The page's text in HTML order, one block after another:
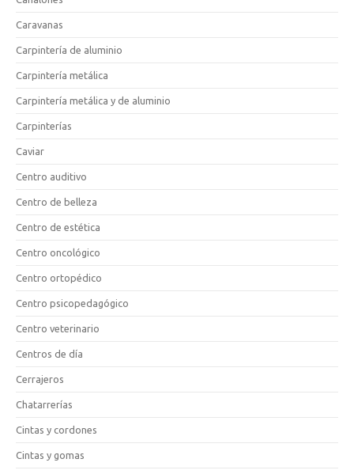
Caravanas
Carpintería de aluminio
Carpintería metálica
Carpintería metálica y de aluminio
Carpinterías
Caviar
Centro auditivo
Centro de belleza
Centro de estética
Centro oncológico
Centro ortopédico
Centro psicopedagógico
Centro veterinario
Centros de día
Cerrajeros
Chatarrerías
Cintas y cordones
Cintas y gomas